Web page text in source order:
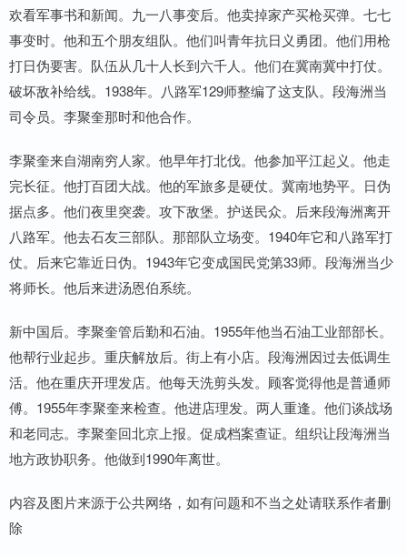
欢看军事书和新闻。九一八事变后。他卖掉家产买枪买弹。七七
事变时。他和五个朋友组队。他们叫青年抗日义勇团。他们用枪
打日伪要害。队伍从几十人长到六千人。他们在冀南冀中打仗。
破坏敌补给线。1938年。八路军129师整编了这支队。段海洲当
司令员。李聚奎那时和他合作。
李聚奎来自湖南穷人家。他早年打北伐。他参加平江起义。他走
完长征。他打百团大战。他的军旅多是硬仗。冀南地势平。日伪
据点多。他们夜里突袭。攻下敌堡。护送民众。后来段海洲离开
八路军。他去石友三部队。那部队立场变。1940年它和八路军打
仗。后来它靠近日伪。1943年它变成国民党第33师。段海洲当少
将师长。他后来进汤恩伯系统。
新中国后。李聚奎管后勤和石油。1955年他当石油工业部部长。
他帮行业起步。重庆解放后。街上有小店。段海洲因过去低调生
活。他在重庆开理发店。他每天洗剪头发。顾客觉得他是普通师
傅。1955年李聚奎来检查。他进店理发。两人重逢。他们谈战场
和老同志。李聚奎回北京上报。促成档案查证。组织让段海洲当
地方政协职务。他做到1990年离世。
内容及图片来源于公共网络，如有问题和不当之处请联系作者删
除